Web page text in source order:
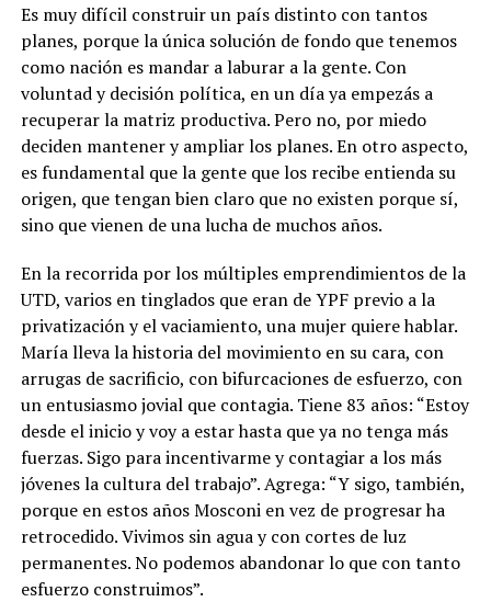
Es muy difícil construir un país distinto con tantos
planes, porque la única solución de fondo que tenemos
como nación es mandar a laburar a la gente. Con
voluntad y decisión política, en un día ya empezás a
recuperar la matriz productiva. Pero no, por miedo
deciden mantener y ampliar los planes. En otro aspecto,
es fundamental que la gente que los recibe entienda su
origen, que tengan bien claro que no existen porque sí,
sino que vienen de una lucha de muchos años.
En la recorrida por los múltiples emprendimientos de la
UTD, varios en tinglados que eran de YPF previo a la
privatización y el vaciamiento, una mujer quiere hablar.
María lleva la historia del movimiento en su cara, con
arrugas de sacrificio, con bifurcaciones de esfuerzo, con
un entusiasmo jovial que contagia. Tiene 83 años: “Estoy
desde el inicio y voy a estar hasta que ya no tenga más
fuerzas. Sigo para incentivarme y contagiar a los más
jóvenes la cultura del trabajo”. Agrega: “Y sigo, también,
porque en estos años Mosconi en vez de progresar ha
retrocedido. Vivimos sin agua y con cortes de luz
permanentes. No podemos abandonar lo que con tanto
esfuerzo construimos”.